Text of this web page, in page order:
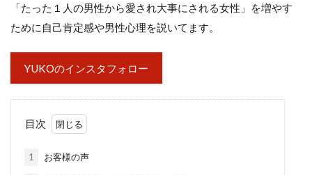
「たった１人の男性から愛され大事にされる女性」を増やす
ために自己肯定感や男性心理を説いてます。
YUKOのインスタフォロー
目次
1 お客様の声